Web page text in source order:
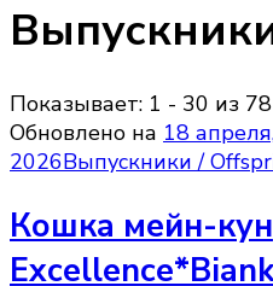
Показывает: 1 - 30 из
Обновлено на 18
2026Выпускники /
Кошка мейн-кун